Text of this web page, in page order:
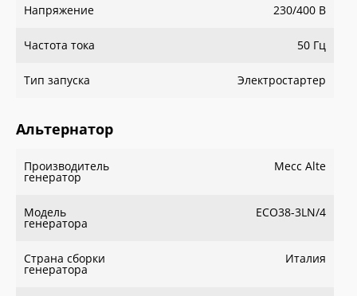
Напряжение 230/400 В
Частота тока 50 Гц
Тип запуска Электростартер
Альтернатор
Производитель
генератор
Мecc Alte
Модель
генератора
ECO38-3LN/4
Страна сборки
генератора
Италия